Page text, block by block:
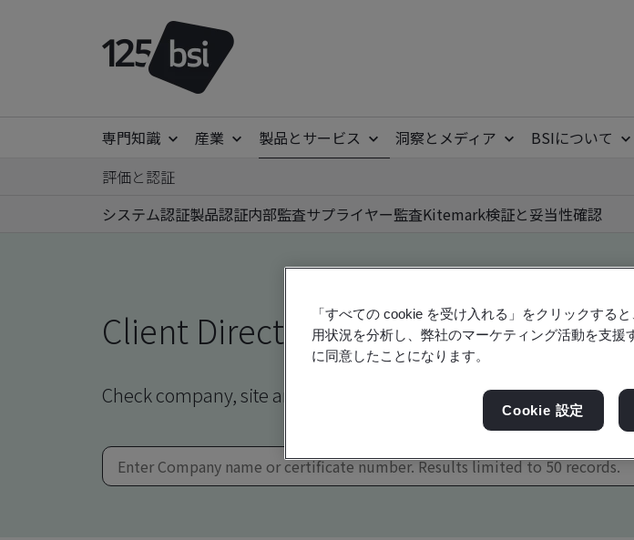
専門知識 産業 製品とサービス 洞察とメディア
BSIについて
評価と認証
システム認証製品認証内部監査サプライヤー監査Kitemark検証と妥当性確認
Client Directory profile
Check company, site and product certificates - Validation and
「すべての cookie を受け入れる」をクリックする
用状況を分析し、弊社のマーケティング活動を支
に同意したことになります。
Cookie 設定